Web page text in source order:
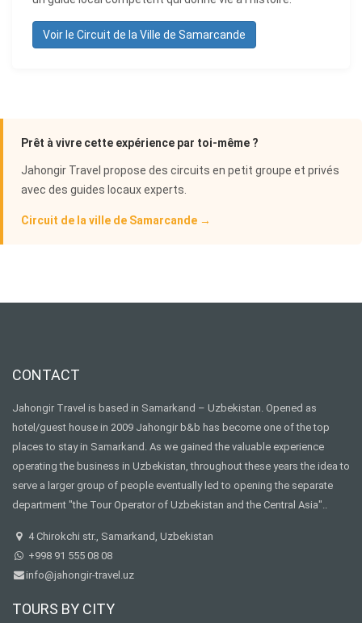
Voir le Circuit de la Ville de Samarcande
Prêt à vivre cette expérience par toi-même ?
Jahongir Travel propose des circuits en petit groupe et privés
avec des guides locaux experts.
Circuit de la ville de Samarcande →
CONTACT
Jahongir Travel is based in Samarkand – Uzbekistan. Opened as
hotel/guest house in 2009 Jahongir b&b has become one of the top
places to stay in Samarkand. As we gained the valuable experience
operating the business in Uzbekistan, throughout these years the idea to
serve a larger group of people eventually led to opening the separate
department "the Tour Operator of Uzbekistan and the Central Asia"..
4 Chirokchi str., Samarkand, Uzbekistan
+998 91 555 08 08
info@jahongir-travel.uz
TOURS BY CITY